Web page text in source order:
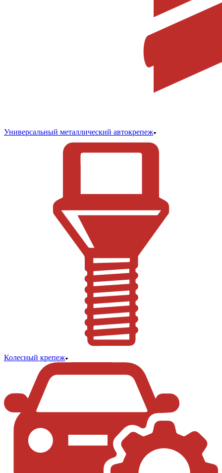
Универсальный металлический автокрепеж
Колесный крепеж